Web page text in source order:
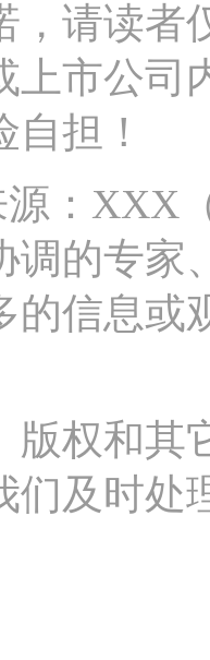
，请读者
上市公司
担！
源：XXX
调的专家
的信息或
版权和其
们及时处